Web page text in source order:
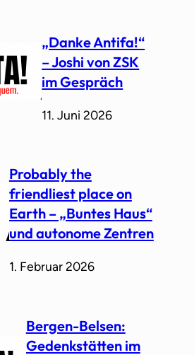
„Danke Antifa!“
– Joshi von ZSK
im Gespräch
11. Juni 2026
Probably the
friendliest place on
Earth – „Buntes Haus“
und autonome Zentren
1. Februar 2026
⁨Bergen-Belsen:
Gedenkstätten im